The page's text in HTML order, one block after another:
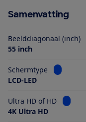
Samenvatting
Beelddiagonaal (inch)
55 inch
Schermtype
Bekijk
LCD-LED
Ultra HD of HD
Bekijk
4K Ultra HD